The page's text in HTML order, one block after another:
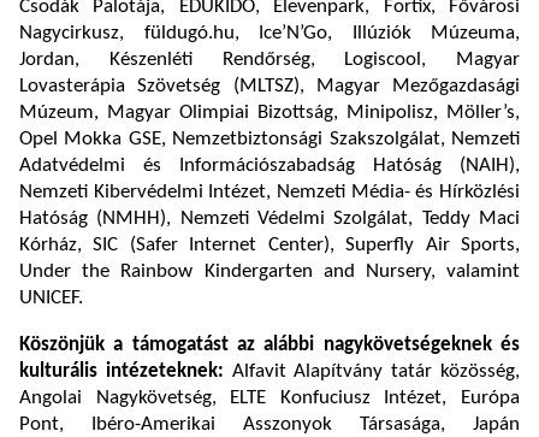
Csodák Palotája, EDUKIDO, Elevenpark, Fortix, Fővárosi
Nagycirkusz, füldugó.hu, Ice’N’Go, Illúziók Múzeuma,
Jordan, Készenléti Rendőrség, Logiscool, Magyar
Lovasterápia Szövetség (MLTSZ), Magyar Mezőgazdasági
Múzeum, Magyar Olimpiai Bizottság, Minipolisz, Möller’s,
Opel Mokka GSE, Nemzetbiztonsági Szakszolgálat, Nemzeti
Adatvédelmi és Információszabadság Hatóság (NAIH),
Nemzeti Kibervédelmi Intézet, Nemzeti Média- és Hírközlési
Hatóság (NMHH), Nemzeti Védelmi Szolgálat, Teddy Maci
Kórház, SIC (Safer Internet Center), Superfly Air Sports,
Under the Rainbow Kindergarten and Nursery, valamint
UNICEF.
Köszönjük a támogatást az alábbi nagykövetségeknek és
kulturális intézeteknek: Alfavit Alapítvány tatár közösség,
Angolai Nagykövetség, ELTE Konfuciusz Intézet, Európa
Pont, Ibéro-Amerikai Asszonyok Társasága, Japán